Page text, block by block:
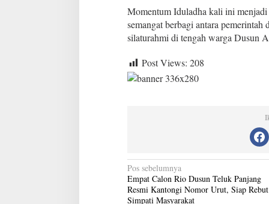
Momentum Iduladha kali ini
semangat berbagi antara pemerintah
silaturahmi di tengah warga Dusun
Post Views: 208
N
a
Pos sebelumnya
Empat Calon Rio Dusun Teluk Panjang
Resmi Kantongi Nomor Urut, Siap Rebut
Simpati Masyarakat